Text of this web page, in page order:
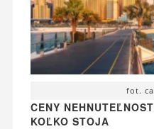
fot.
CENY
KOĽKO STOJA